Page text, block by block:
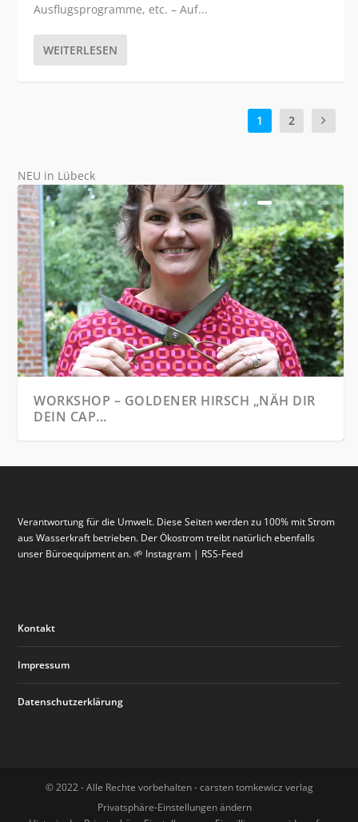
Ausflugsprogramme, etc. – Auf...
WEITERLESEN
1 2
NEU in Lübeck
WORKSHOP – GOLDENER HIRSCH „NÄH DIR
DEIN CAP...
VERPACKUNGEN SELBST G...
(ZEBRAFISCH) IM GOLDEN...
WORKSHOP HERBSTKRÄN...
Verantwortung für die Umwelt. Diese Seiten werden zu 100% mit Strom
aus Wasserkraft betrieben. Der Ökostrom treibt natürlich ebenfalls
unser Büroequipment an. 🌱 Instagram | RSS-Feed
Kontakt
Impressum
Datenschutzerklärung
© 2022 - Alle Rechte vorbehalten - carsten tomkewicz verlag
Privatsphäre-Einstellungen ändern